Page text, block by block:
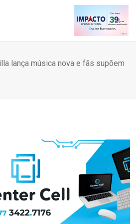
lança música nova e fãs supõem